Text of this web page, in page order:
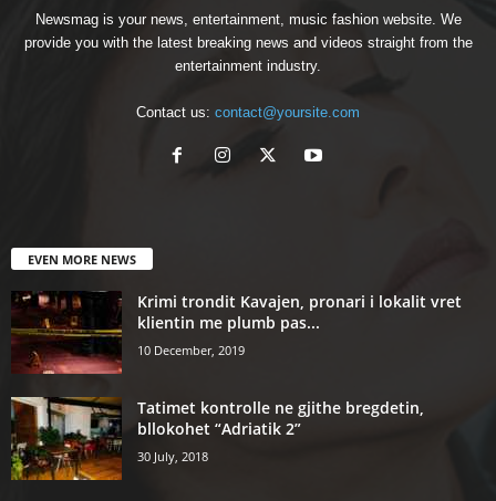
Newsmag is your news, entertainment, music fashion website. We
provide you with the latest breaking news and videos straight from the
entertainment industry.
Contact us: contact@yoursite.com
EVEN MORE NEWS
Krimi trondit Kavajen, pronari i lokalit vret
klientin me plumb pas...
10 December, 2019
Tatimet kontrolle ne gjithe bregdetin,
bllokohet “Adriatik 2”
30 July, 2018